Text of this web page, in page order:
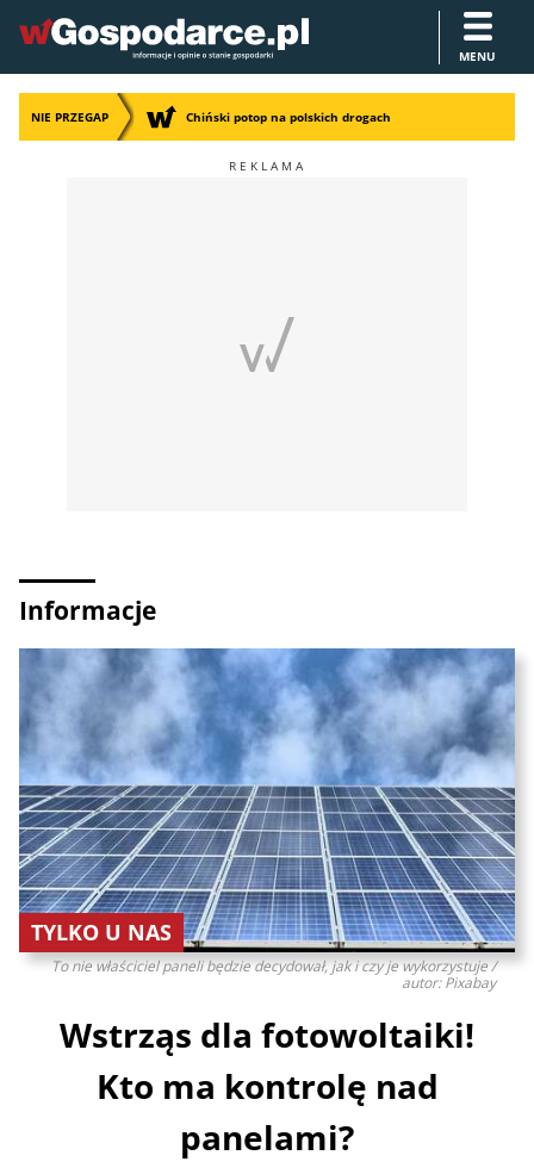
MENU
NIE PRZEGAP Chiński potop na polskich drogach
Informacje
To nie właściciel paneli będzie decydował, jak i czy je wykorzystuje /
autor: Pixabay
TYLKO U NAS
Wstrząs dla fotowoltaiki!
Kto ma kontrolę nad
panelami?